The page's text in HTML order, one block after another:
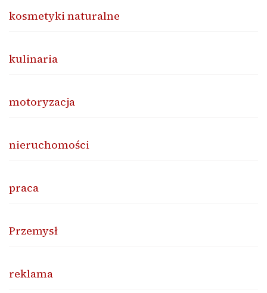
kosmetyki naturalne
kulinaria
motoryzacja
nieruchomości
praca
Przemysł
reklama